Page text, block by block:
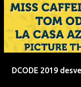
DCODE 2019